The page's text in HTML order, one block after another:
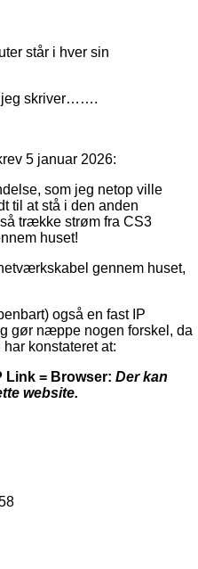
står i hver sin
jeg skriver…….
5 januar 2026:
som jeg netop ville
til at stå i den anden
trække strøm fra CS3
huset!
gennem huset,
også en fast IP
gør næppe nogen forskel, da
konstateret at:
Link = Browser: Der kan
website.